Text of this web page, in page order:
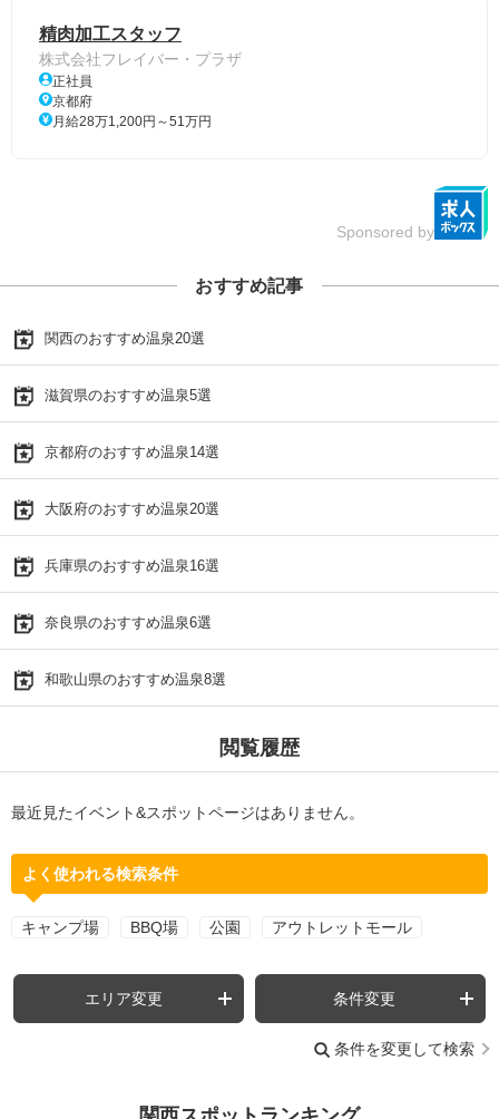
精肉加工スタッフ
株式会社フレイバー・プラザ
正社員
京都府
月給28万1,200円～51万円
Sponsored by
おすすめ記事
関西のおすすめ温泉20選
滋賀県のおすすめ温泉5選
京都府のおすすめ温泉14選
大阪府のおすすめ温泉20選
兵庫県のおすすめ温泉16選
奈良県のおすすめ温泉6選
和歌山県のおすすめ温泉8選
閲覧履歴
最近見たイベント&スポットページはありません。
よく使われる検索条件
キャンプ場 BBQ場 公園 アウトレットモール
エリア変更 条件変更
条件を変更して検索